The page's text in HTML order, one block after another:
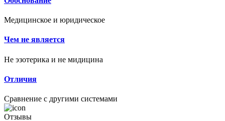
Медицинское и юридическое
Чем не является
Не эзотерика и не мидицина
Отличия
Сравнение с другими системами
Отзывы